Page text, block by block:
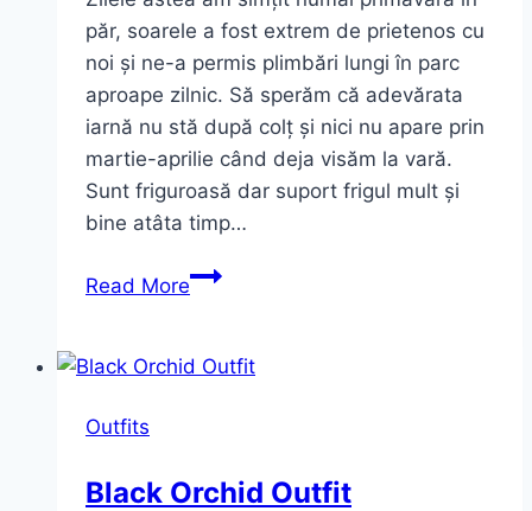
păr, soarele a fost extrem de prietenos cu
noi și ne-a permis plimbări lungi în parc
aproape zilnic. Să sperăm că adevărata
iarnă nu stă după colț și nici nu apare prin
martie-aprilie când deja visăm la vară.
Sunt friguroasă dar suport frigul mult și
bine atâta timp…
Read MorePinky
primăvară
Outfits
Black Orchid Outfit